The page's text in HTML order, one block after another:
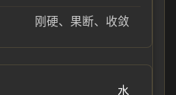
刚硬、果断、收敛
水